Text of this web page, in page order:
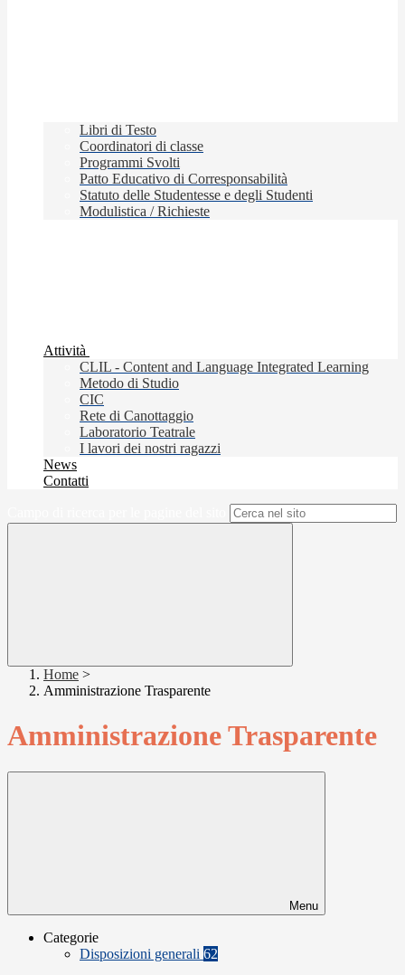
Libri di Testo
Coordinatori di classe
Programmi Svolti
Patto Educativo di Corresponsabilità
Statuto delle Studentesse e degli Studenti
Modulistica / Richieste
Attività
CLIL - Content and Language Integrated Learning
Metodo di Studio
CIC
Rete di Canottaggio
Laboratorio Teatrale
I lavori dei nostri ragazzi
News
Contatti
Home >
Amministrazione Trasparente
Amministrazione Trasparente
Menu
Categorie
Disposizioni generali 62